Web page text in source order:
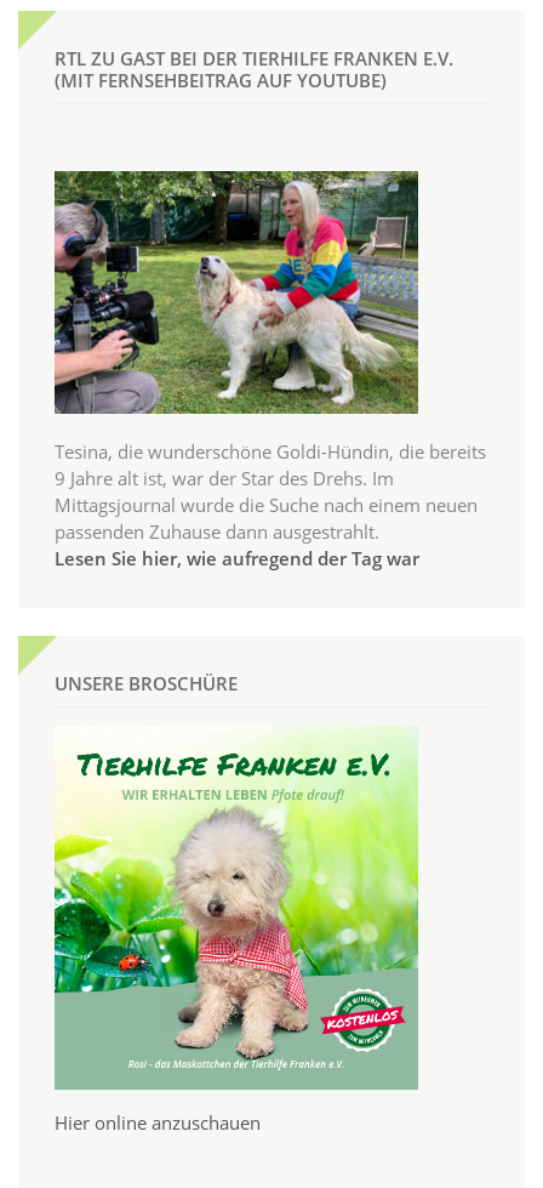
RTL ZU GAST BEI DER TIERHILFE FRANKEN E.V.
(MIT FERNSEHBEITRAG AUF YOUTUBE)
Tesina, die wunderschöne Goldi-Hündin, die bereits
9 Jahre alt ist, war der Star des Drehs. Im
Mittagsjournal wurde die Suche nach einem neuen
passenden Zuhause dann ausgestrahlt.
Lesen Sie hier, wie aufregend der Tag war
UNSERE BROSCHÜRE
Hier online anzuschauen